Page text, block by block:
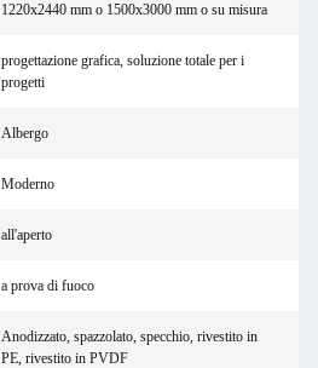
1220x2440 mm o 1500x3000 mm o su misura
progettazione grafica, soluzione totale per i
progetti
Albergo
Moderno
all'aperto
a prova di fuoco
Anodizzato, spazzolato, specchio, rivestito in
PE, rivestito in PVDF